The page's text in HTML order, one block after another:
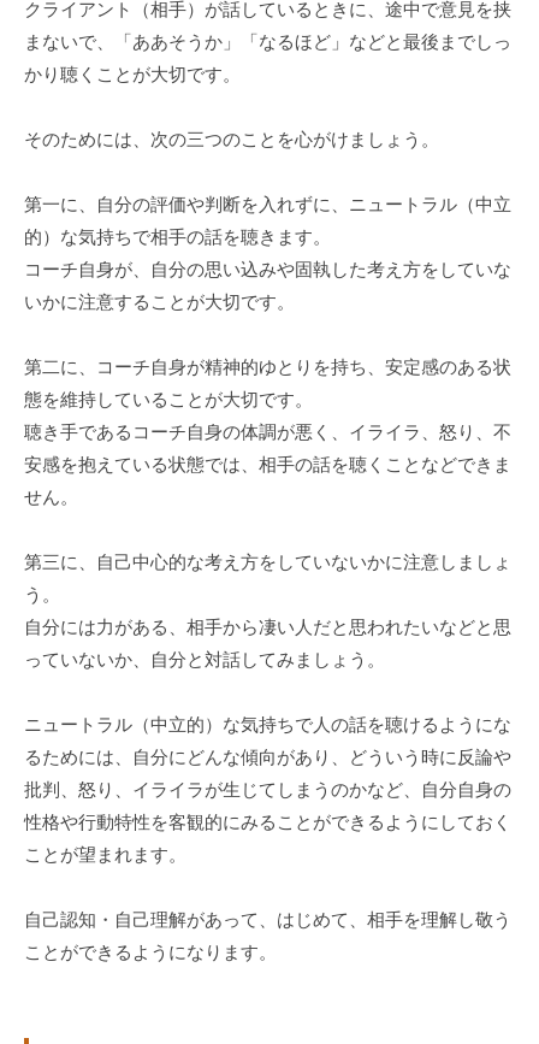
グ
の
提
を
な
い
ま
。
そ
の
他
、
ー
チ
ン
を
び
た
い
士
業
個
人
、
クライアント（相手）が話しているときに、途中で意見を挟
まないで、「ああそうか」「なるほど」などと最後までしっ
かり聴くことが大切です。
そのためには、次の三つのことを心がけましょう。
第一に、自分の評価や判断を入れずに、ニュートラル （中立
的）な気持ちで相手の話を聴きます。
コーチ自身が、自分の思い込みや固執した考え方をしていな
いかに注意することが大切です。
第二に、コーチ自身が精神的ゆとりを持ち、安定感のある状
態を維持していることが大切です。
聴き手であるコーチ自身の体調が悪く、イライラ、怒り、不
安感を抱えている状態では、相手の話を聴くことなどできま
せん。
第三に、自己中心的な考え方をしていないかに注意しましょ
う。
自分には力がある、相手から凄い人だと思われたいなどと思
っていないか、自分と対話してみましょう。
ニュートラル（中立的）な気持ちで人の話を聴けるようにな
るためには、自分にどんな傾向があり、どういう時に反論や
批判、怒り、イライラが生じてしまうのかなど、自分自身の
性格や行動特性を客観的にみることができるようにしておく
ことが望まれます。
自己認知・自己理解があって、はじめて、相手を理解し敬う
ことができるようになります。